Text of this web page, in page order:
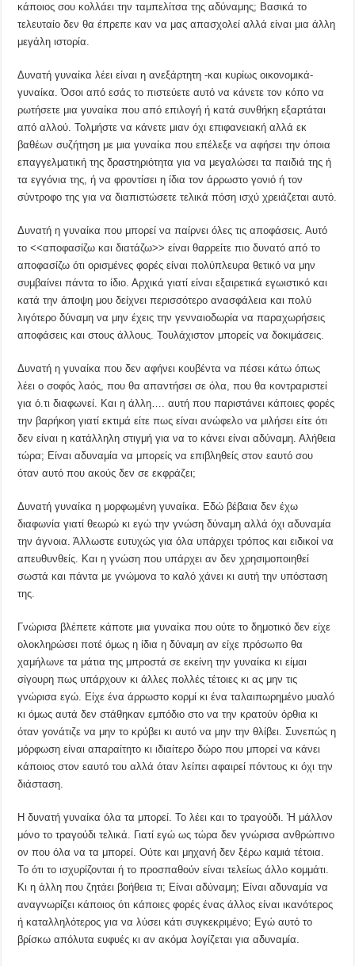
κάποιος σου κολλάει την ταμπελίτσα της αδύναμης; Βασικά το
τελευταίο δεν θα έπρεπε καν να μας απασχολεί αλλά είναι μια άλλη
μεγάλη ιστορία.
Δυνατή γυναίκα λέει είναι η ανεξάρτητη -και κυρίως οικονομικά-
γυναίκα. Όσοι από εσάς το πιστεύετε αυτό να κάνετε τον κόπο να
ρωτήσετε μια γυναίκα που από επιλογή ή κατά συνθήκη εξαρτάται
από αλλού. Τολμήστε να κάνετε μιαν όχι επιφανειακή αλλά εκ
βαθέων συζήτηση με μια γυναίκα που επέλεξε να αφήσει την όποια
επαγγελματική της δραστηριότητα για να μεγαλώσει τα παιδιά της ή
τα εγγόνια της, ή να φροντίσει η ίδια τον άρρωστο γονιό ή τον
σύντροφο της για να διαπιστώσετε τελικά πόση ισχύ χρειάζεται αυτό.
Δυνατή η γυναίκα που μπορεί να παίρνει όλες τις αποφάσεις. Αυτό
το <<αποφασίζω και διατάζω>> είναι θαρρείτε πιο δυνατό από το
αποφασίζω ότι ορισμένες φορές είναι πολύπλευρα θετικό να μην
συμβαίνει πάντα το ίδιο. Αρχικά γιατί είναι εξαιρετικά εγωιστικό και
κατά την άποψη μου δείχνει περισσότερο ανασφάλεια και πολύ
λιγότερο δύναμη να μην έχεις την γενναιοδωρία να παραχωρήσεις
αποφάσεις και στους άλλους. Τουλάχιστον μπορείς να δοκιμάσεις.
Δυνατή η γυναίκα που δεν αφήνει κουβέντα να πέσει κάτω όπως
λέει ο σοφός λαός, που θα απαντήσει σε όλα, που θα κοντραριστεί
για ό.τι διαφωνεί. Και η άλλη…. αυτή που παριστάνει κάποιες φορές
την βαρήκοη γιατί εκτιμά είτε πως είναι ανώφελο να μιλήσει είτε ότι
δεν είναι η κατάλληλη στιγμή για να το κάνει είναι αδύναμη. Αλήθεια
τώρα; Είναι αδυναμία να μπορείς να επιβληθείς στον εαυτό σου
όταν αυτό που ακούς δεν σε εκφράζει;
Δυνατή γυναίκα η μορφωμένη γυναίκα. Εδώ βέβαια δεν έχω
διαφωνία γιατί θεωρώ κι εγώ την γνώση δύναμη αλλά όχι αδυναμία
την άγνοια. Άλλωστε ευτυχώς για όλα υπάρχει τρόπος και ειδικοί να
απευθυνθείς. Και η γνώση που υπάρχει αν δεν χρησιμοποιηθεί
σωστά και πάντα με γνώμονα το καλό χάνει κι αυτή την υπόσταση
της.
Γνώρισα βλέπετε κάποτε μια γυναίκα που ούτε το δημοτικό δεν είχε
ολοκληρώσει ποτέ όμως η ίδια η δύναμη αν είχε πρόσωπο θα
χαμήλωνε τα μάτια της μπροστά σε εκείνη την γυναίκα κι είμαι
σίγουρη πως υπάρχουν κι άλλες πολλές τέτοιες κι ας μην τις
γνώρισα εγώ. Είχε ένα άρρωστο κορμί κι ένα ταλαιπωρημένο μυαλό
κι όμως αυτά δεν στάθηκαν εμπόδιο στο να την κρατούν όρθια κι
όταν γονάτιζε να μην το κρύβει κι αυτό να μην την θλίβει. Συνεπώς η
μόρφωση είναι απαραίτητο κι ιδιαίτερο δώρο που μπορεί να κάνει
κάποιος στον εαυτό του αλλά όταν λείπει αφαιρεί πόντους κι όχι την
διάσταση.
Η δυνατή γυναίκα όλα τα μπορεί. Το λέει και το τραγούδι. Ή μάλλον
μόνο το τραγούδι τελικά. Γιατί εγώ ως τώρα δεν γνώρισα ανθρώπινο
ον που όλα να τα μπορεί. Ούτε και μηχανή δεν ξέρω καμιά τέτοια.
Το ότι το ισχυρίζονται ή το προσπαθούν είναι τελείως άλλο κομμάτι.
Κι η άλλη που ζητάει βοήθεια τι; Είναι αδύναμη; Είναι αδυναμία να
αναγνωρίζει κάποιος ότι κάποιες φορές ένας άλλος είναι ικανότερος
ή καταλληλότερος για να λύσει κάτι συγκεκριμένο; Εγώ αυτό το
βρίσκω απόλυτα ευφυές κι αν ακόμα λογίζεται για αδυναμία.